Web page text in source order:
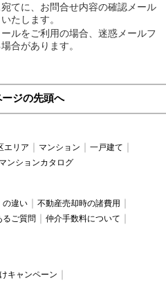
てに、お問合せ内容の確認メール
たします。
ルをご利用の場合、迷惑メールフ
合があります。
ジの先頭へ
エリア マンション
一戸建て
マンションカタログ
の違い
不動産売却時の諸費用
るご質問
仲介手数料について
キャンペーン